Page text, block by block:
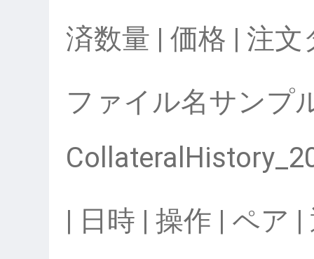
済数量 | 価格 | 注
ファイル名サンプ
| 日時 | 操作 | ペア